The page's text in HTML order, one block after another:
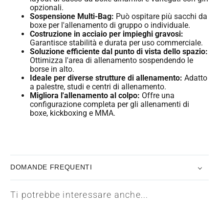
opzionali.
Sospensione Multi-Bag: Può ospitare più sacchi da
boxe per l'allenamento di gruppo o individuale.
Costruzione in acciaio per impieghi gravosi:
Garantisce stabilità e durata per uso commerciale.
Soluzione efficiente dal punto di vista dello spazio:
Ottimizza l'area di allenamento sospendendo le
borse in alto.
Ideale per diverse strutture di allenamento: Adatto
a palestre, studi e centri di allenamento.
Migliora l'allenamento al colpo: Offre una
configurazione completa per gli allenamenti di
boxe, kickboxing e MMA.
DOMANDE FREQUENTI
Ti potrebbe interessare anche...